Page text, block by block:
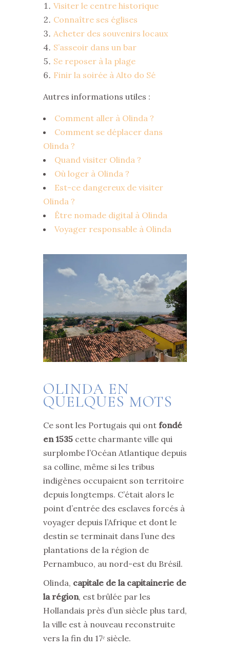
Visiter le centre historique
Connaître ses églises
Acheter des souvenirs locaux
S’asseoir dans un bar
Se reposer à la plage
Finir la soirée à Alto do Sé
Autres informations utiles :
Comment aller à Olinda ?
Comment se déplacer dans
Olinda ?
Quand visiter Olinda ?
Où loger à Olinda ?
Est-ce dangereux de visiter
Olinda ?
Être nomade digital à Olinda
Voyager responsable à Olinda
OLINDA EN
QUELQUES MOTS
Ce sont les Portugais qui ont fondé
en 1535 cette charmante ville qui
surplombe l’Océan Atlantique depuis
sa colline, même si les tribus
indigènes occupaient son territoire
depuis longtemps. C’était alors le
point d’entrée des esclaves forcés à
voyager depuis l’Afrique et dont le
destin se terminait dans l’une des
plantations de la région de
Pernambuco, au nord-est du Brésil.
Olinda, capitale de la capitainerie de
la région, est brûlée par les
Hollandais près d’un siècle plus tard,
la ville est à nouveau reconstruite
vers la fin du 17ᵉ siècle.